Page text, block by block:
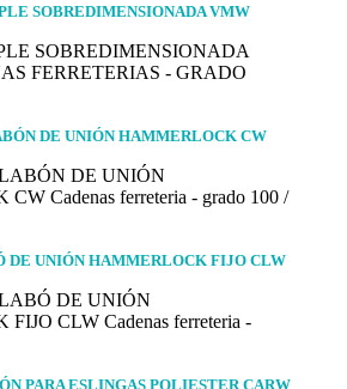
SOBREDIMENSIONADA VMW
DE UNIÓN HAMMERLOCK CW
DE UNIÓN HAMMERLOCK FIJO CLW
PARA ESLINGAS POLIESTER CARW